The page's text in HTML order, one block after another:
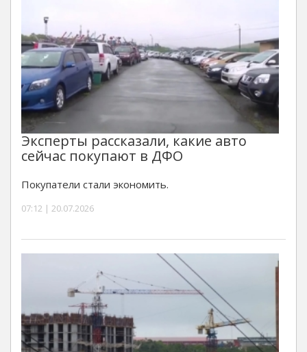
Эксперты рассказали, какие авто
сейчас покупают в ДФО
Покупатели стали экономить.
07:12 | 20.07.2026